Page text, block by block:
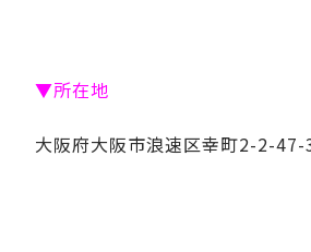
▼所在地
大阪府大阪市浪速区幸町2-2-47-